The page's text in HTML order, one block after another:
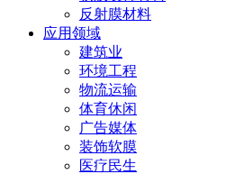
反射膜材料
应用领域
建筑业
环境工程
物流运输
体育休闲
广告媒体
装饰软膜
医疗民生